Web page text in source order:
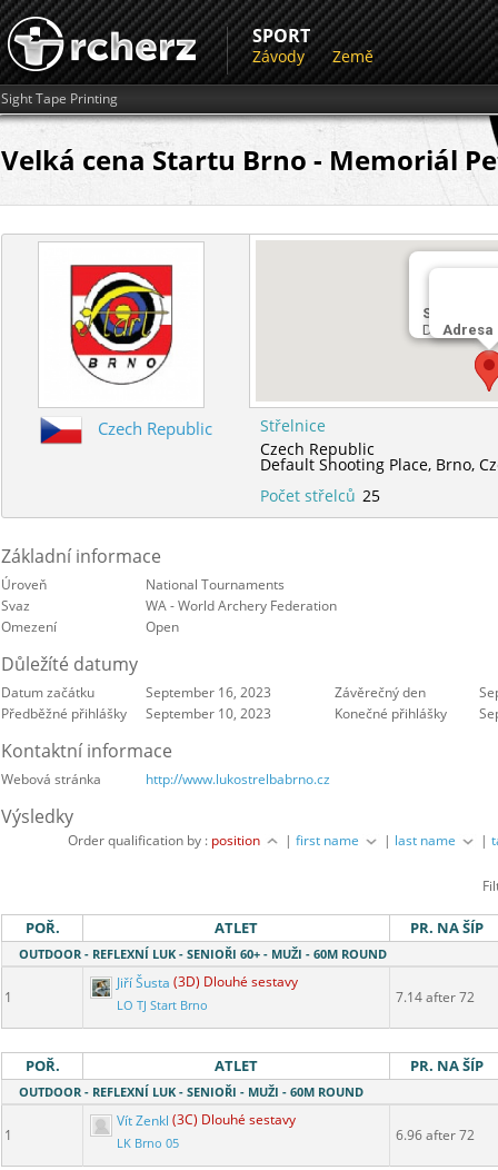
SPORT
Závody Země
Sight Tape Printing
Velká cena Startu Brno - Memoriál
Adresa
Střelnice
Default
Czech Republic
Střelnice
Czech Republic
Default Shooting Place, Brno,
Počet střelců 25
Základní informace
Úroveň
National Tournaments
Svaz
WA - World Archery Federation
Omezení
Open
Důležíté datumy
Datum začátku September 16, 2023 Závěrečný den
Předběžné přihlášky
September 10, 2023 Konečné přihlášky
Kontaktní informace
Webová stránka http://www.lukostrelbabrno.cz
Výsledky
Order qualification by : position |first name | last name |
POŘ. ATLET PR. NA ŠÍP
OUTDOOR - REFLEXNÍ LUK - SENIOŘI 60+ - MUŽI - 60M ROUND
1
Jiří Šusta (3D) Dlouhé sestavy
LO TJ Start Brno 7.14 after 72
POŘ. ATLET PR. NA ŠÍP
OUTDOOR - REFLEXNÍ LUK - SENIOŘI - MUŽI - 60M ROUND
1
Vít Zenkl (3C) Dlouhé sestavy
LK Brno 05 6.96 after 72